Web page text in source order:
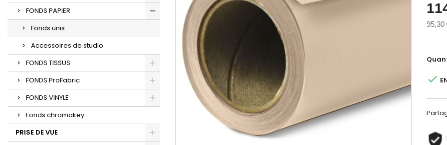
FONDS PAPIER
Fonds unis
Accessoires de studio
FONDS TISSUS
FONDS ProFabric
FONDS VINYLE
Fonds chromakey
PRISE DE VUE
95,30
